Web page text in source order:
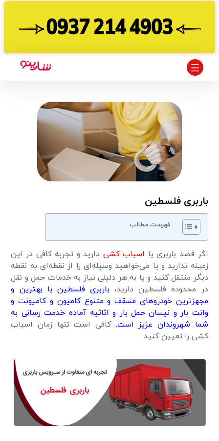
باربری فلسطین
فهرست مطالب
اگر قصد باربری یا اسباب کشی دارید و تجربه کافی در این
زمینه ندارید و یا می‌خواهید وسیله‌ای را از نقطه‌ای به نقطه
دیگر منتقل کنید و یا به هر دلیلی نیاز به خدمات حمل و نقل
در محدوده فلسطین دارید، باربری فلسطین با بهترین و
مجهزترین خودروهای مسقف و متنوع کامیون و کامیونت و
وانت بار و نیسان حمل بار و اثاثیه آماده خدمت رسانی به
شما شهروندان عزیز است. کافی است تنها زمان اسباب
کشی را تعیین کنید.